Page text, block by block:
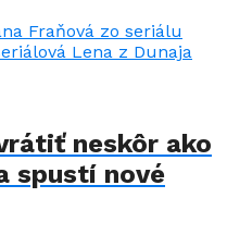
neskôr ako
spustí nové